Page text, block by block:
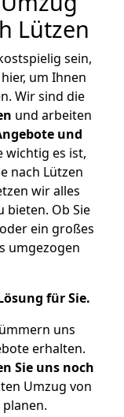
Lützen
sein,
um Ihnen
Wir sind die
und arbeiten
und
wichtig es ist,
nach Lützen
wir alles
bieten. Ob Sie
ein großes
umgezogen
für Sie.
uns
erhalten.
Sie uns noch
Umzug von